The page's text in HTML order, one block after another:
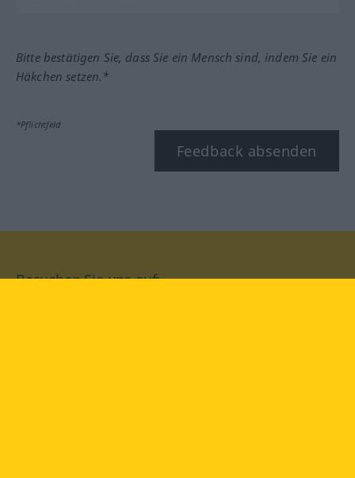
Bitte bestätigen Sie, dass Sie ein Mensch sind, indem Sie ein
Häkchen setzen.*
*Pflichtfeld
Feedback absenden
Besuchen Sie uns auf: